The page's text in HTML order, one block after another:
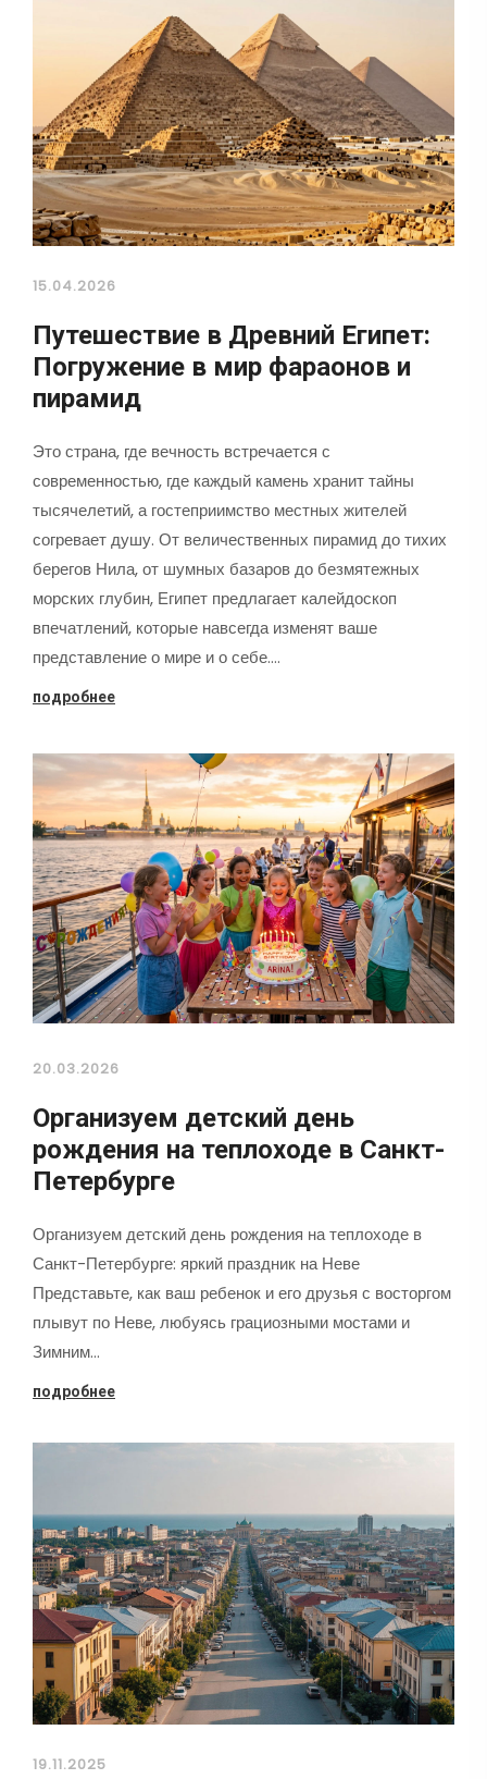
15.04.2026
Путешествие в Древний Египет:
Погружение в мир фараонов и
пирамид
Это страна, где вечность встречается с
современностью, где каждый камень хранит тайны
тысячелетий, а гостеприимство местных жителей
согревает душу. От величественных пирамид до тихих
берегов Нила, от шумных базаров до безмятежных
морских глубин, Египет предлагает калейдоскоп
впечатлений, которые навсегда изменят ваше
представление о мире и о себе.…
подробнее
20.03.2026
Организуем детский день
рождения на теплоходе в Санкт-
Петербурге
Организуем детский день рождения на теплоходе в
Санкт-Петербурге: яркий праздник на Неве
Представьте, как ваш ребенок и его друзья с восторгом
плывут по Неве, любуясь грациозными мостами и
Зимним…
подробнее
19.11.2025